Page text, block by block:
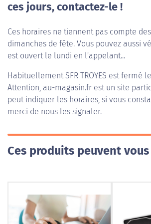
ces jours, contactez-le !
Ces horaires ne tiennent pas compte
dimanches de fête. Vous pouvez aussi
est ouvert le lundi en l'appelant...
HabituellementSFR TROYES est fermé
Attention, au-magasin.fr est un site
peut indiquer les horaires, si vous
merci de nous les signaler.
Ces produits peuvent